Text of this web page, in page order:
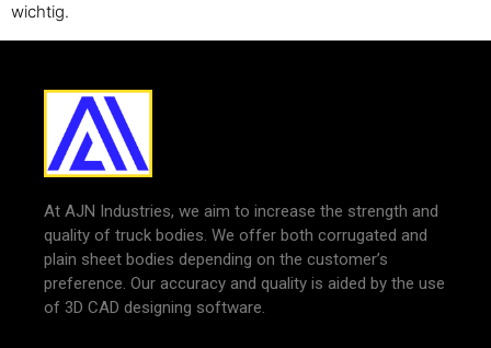
wichtig.
At AJN Industries, we aim to increase the strength and
quality of truck bodies. We offer both corrugated and
plain sheet bodies depending on the customer’s
preference. Our accuracy and quality is aided by the use
of 3D CAD designing software.